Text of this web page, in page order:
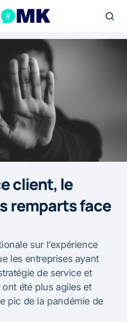
client, le
remparts face
sur l’expérience
les entreprises ayant
de service et
ont été plus agiles et
pic de la pandémie de